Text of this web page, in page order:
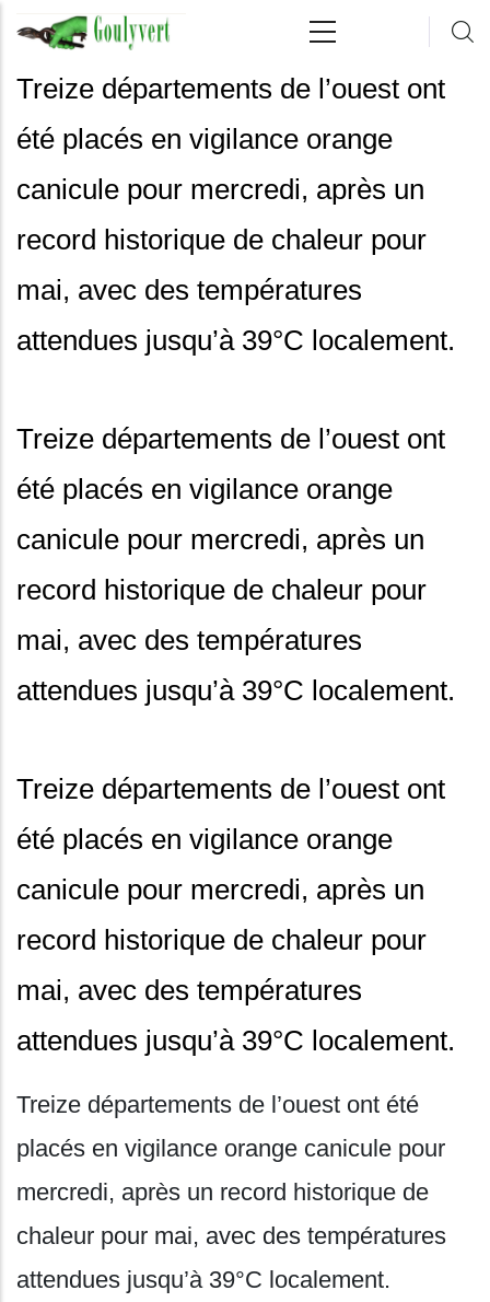
Aller au contenu principal
Treize départements de l’ouest ont
été placés en vigilance orange
canicule pour mercredi, après un
record historique de chaleur pour
mai, avec des températures
attendues jusqu’à 39°C localement.
Treize départements de l’ouest ont
été placés en vigilance orange
canicule pour mercredi, après un
record historique de chaleur pour
mai, avec des températures
attendues jusqu’à 39°C localement.
Treize départements de l’ouest ont
été placés en vigilance orange
canicule pour mercredi, après un
record historique de chaleur pour
mai, avec des températures
attendues jusqu’à 39°C localement.
Treize départements de l’ouest ont été
placés en vigilance orange canicule pour
mercredi, après un record historique de
chaleur pour mai, avec des températures
attendues jusqu’à 39°C localement.